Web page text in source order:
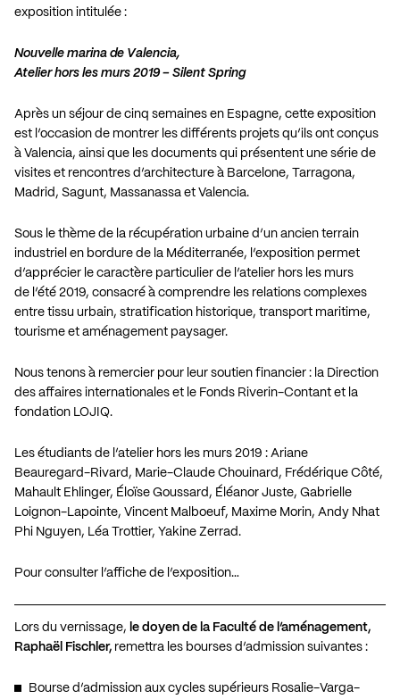
exposition intitulée :
Nouvelle marina de Valencia,
Atelier hors les murs 2019 – Silent Spring
Après un séjour de cinq semaines en Espagne, cette exposition
est l’occasion de montrer les différents projets qu’ils ont conçus
à Valencia, ainsi que les documents qui présentent une série de
visites et rencontres d’architecture à Barcelone, Tarragona,
Madrid, Sagunt, Massanassa et Valencia.
Sous le thème de la récupération urbaine d’un ancien terrain
industriel en bordure de la Méditerranée, l’exposition permet
d’apprécier le caractère particulier de l’atelier hors les murs
de l’été 2019, consacré à comprendre les relations complexes
entre tissu urbain, stratification historique, transport maritime,
tourisme et aménagement paysager.
Nous tenons à remercier pour leur soutien financier : la Direction
des affaires internationales et le Fonds Riverin-Contant et la
fondation LOJIQ.
Les étudiants de l’atelier hors les murs 2019 : Ariane
Beauregard-Rivard, Marie-Claude Chouinard, Frédérique Côté,
Mahault Ehlinger, Éloïse Goussard, Éléanor Juste, Gabrielle
Loignon-Lapointe, Vincent Malboeuf, Maxime Morin, Andy Nhat
Phi Nguyen, Léa Trottier, Yakine Zerrad.
Pour consulter l’affiche de l’exposition…
Lors du vernissage, le doyen de la Faculté de l’aménagement,
Raphaël Fischler, remettra les bourses d’admission suivantes :
Bourse d’admission aux cycles supérieurs Rosalie-Varga-